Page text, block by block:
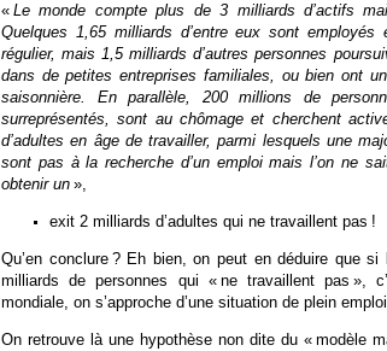
« Le monde compte plus de 3 milliards d’actifs
Quelques 1,65 milliards d’entre eux sont
régulier, mais 1,5 milliards d’autres personnes
dans de petites entreprises familiales, ou bien ont
saisonnière. En parallèle, 200 millions de
surreprésentés, sont au chômage et cherchent
d’adultes en âge de travailler, parmi lesquels une
sont pas à la recherche d’un emploi mais l’on ne
obtenir un »,
exit 2 milliards d’adultes qui ne travaillent pas !
Qu’en conclure ? Eh bien, on peut en déduire que
milliards de personnes qui « ne travaillent pas »,
mondiale, on s’approche d’une situation de plein
On retrouve là une hypothèse non dite du « modèle